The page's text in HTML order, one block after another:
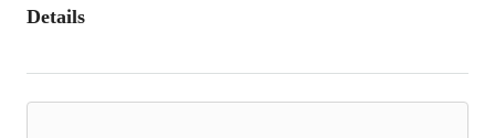
Details